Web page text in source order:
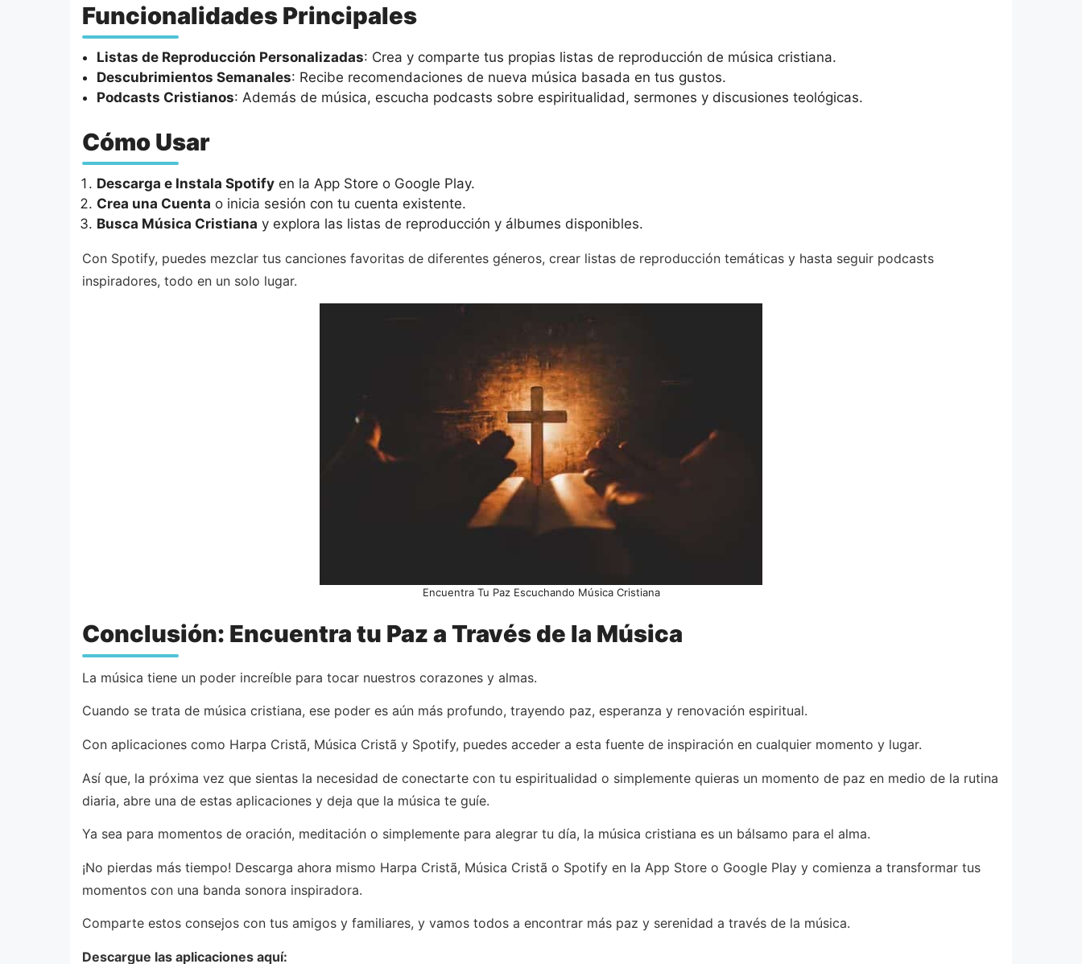
Funcionalidades Principales
Listas de Reproducción Personalizadas: Crea y comparte tus propias listas de reproducción de música cristiana.
Descubrimientos Semanales: Recibe recomendaciones de nueva música basada en tus gustos.
Podcasts Cristianos: Además de música, escucha podcasts sobre espiritualidad, sermones y discusiones teológicas.
Cómo Usar
Descarga e Instala Spotifyen la App Store o Google Play.
Crea una Cuenta o inicia sesión con tu cuenta existente.
Busca Música Cristiana y explora las listas de reproducción y álbumes disponibles.
Con Spotify, puedes mezclar tus canciones favoritas de diferentes géneros, crear listas de reproducción temáticas y hasta seguir podcasts
inspiradores, todo en un solo lugar.
Encuentra Tu Paz Escuchando Música Cristiana
Conclusión: Encuentra tu Paz a Través de la Música
La música tiene un poder increíble para tocar nuestros corazones y almas.
Cuando se trata de música cristiana, ese poder es aún más profundo, trayendo paz, esperanza y renovación espiritual.
Con aplicaciones como Harpa Cristã, Música Cristã y Spotify, puedes acceder a esta fuente de inspiración en cualquier momento y lugar.
Así que, la próxima vez que sientas la necesidad de conectarte con tu espiritualidad o simplemente quieras un momento de paz en medio de la rutina
diaria, abre una de estas aplicaciones y deja que la música te guíe.
Ya sea para momentos de oración, meditación o simplemente para alegrar tu día, la música cristiana es un bálsamo para el alma.
¡No pierdas más tiempo! Descarga ahora mismo Harpa Cristã, Música Cristã o Spotify en la App Store o Google Play y comienza a transformar tus
momentos con una banda sonora inspiradora.
Comparte estos consejos con tus amigos y familiares, y vamos todos a encontrar más paz y serenidad a través de la música.
Descargue las aplicaciones aquí: